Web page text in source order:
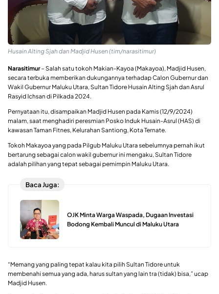
Husain Alting Sjah dan Madjid Husen (tim/narasitimur)
Narasitimur– Salah satu tokoh Makian-Kayoa (Makayoa), Madjid Husen,
secara terbuka memberikan dukungannya terhadap Calon Gubernur dan
Wakil Gubernur Maluku Utara, Sultan Tidore Husain Alting Sjah dan Asrul
Rasyid Ichsan di Pilkada 2024.
Pernyataan itu, disampaikan Madjid Husen pada Kamis (12/9/2024)
malam, saat menghadiri peresmian Posko Induk Husain-Asrul (HAS) di
kawasan Taman Fitnes, Kelurahan Santiong, Kota Ternate.
Tokoh Makayoa yang pada Pilgub Maluku Utara sebelumnya pernah ikut
bertarung sebagai calon wakil gubernur ini mengaku, Sultan Tidore
adalah pilihan yang tepat sebagai pemimpin Maluku Utara.
Baca Juga:
OJK Minta Warga Waspada, Dugaan Investasi
Bodong Kembali Muncul di Maluku Utara
“Memang yang paling tepat kalau kita pilih Sultan Tidore untuk
membenahi semua yang ada, harus sultan yang lain tra (tidak) bisa,” ucap
Madjid Husen.